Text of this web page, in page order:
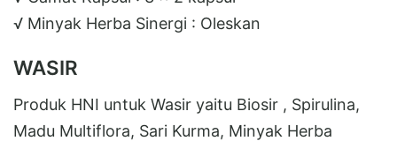
√ Minyak Herba Sinergi : Oleskan
WASIR
Produk HNI untuk Wasir yaitu Biosir , Spirulina,
Madu Multiflora, Sari Kurma, Minyak Herba